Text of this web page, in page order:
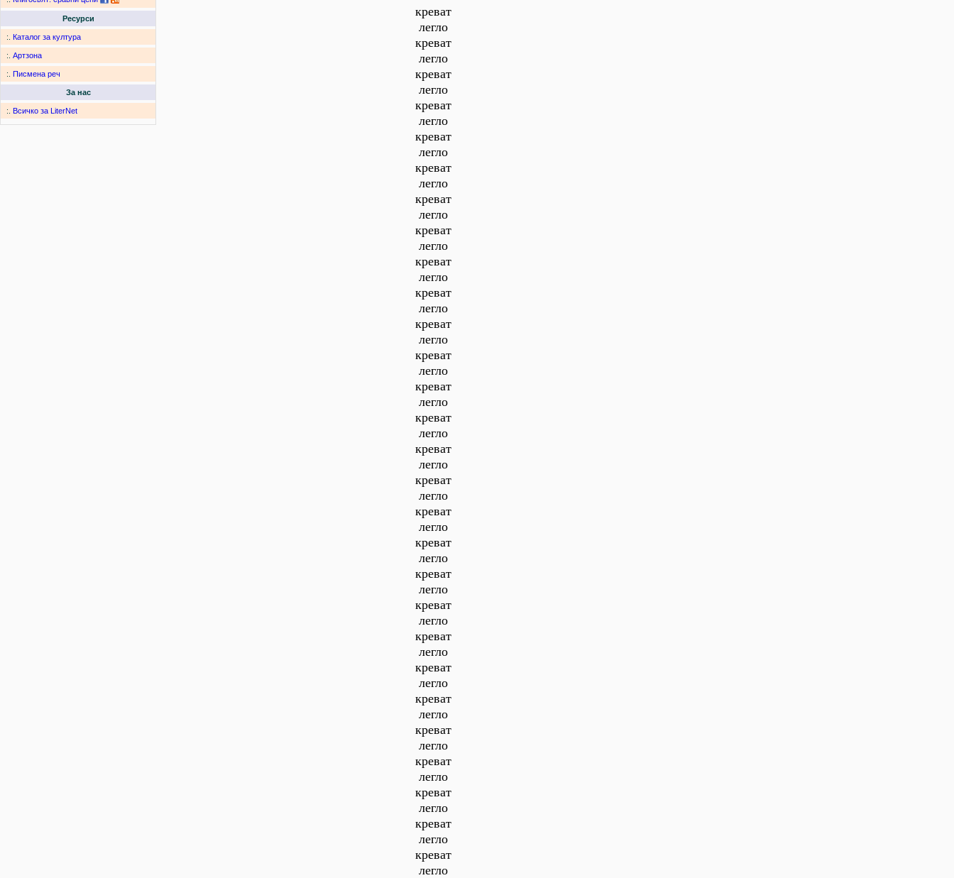
Ресурси
:. Каталог за култура
:. Артзона
:. Писмена реч
За нас
:. Всичко за LiterNet
креват
легло
креват
легло
креват
легло
креват
легло
креват
легло
креват
легло
креват
легло
креват
легло
креват
легло
креват
легло
креват
легло
креват
легло
креват
легло
креват
легло
креват
легло
креват
легло
креват
легло
креват
легло
креват
легло
креват
легло
креват
легло
креват
легло
креват
легло
креват
легло
креват
легло
креват
легло
креват
легло
креват
легло